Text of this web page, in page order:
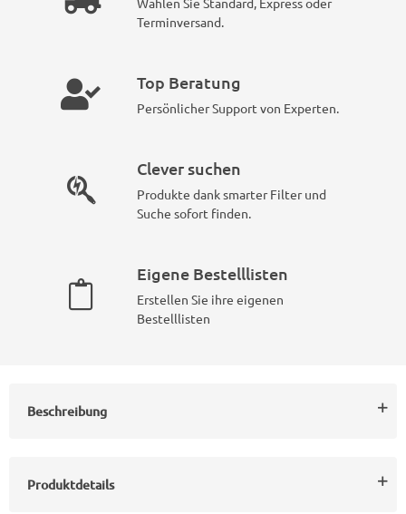
Terminversand.
Top Beratung
Persönlicher Support von Experten.
Clever suchen
Produkte dank smarter Filter und
Suche sofort finden.
Eigene Bestelllisten
Erstellen Sie ihre eigenen
Bestelllisten
Beschreibung
Produktdetails